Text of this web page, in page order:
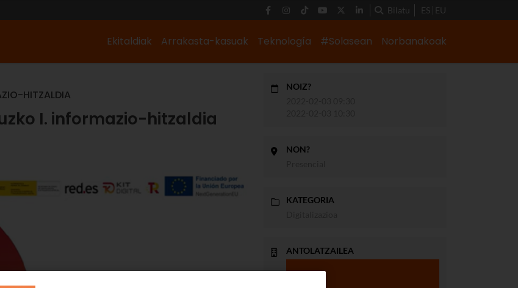
Bilatu ES EU
Ekitaldiak Arrakasta-kasuak Teknología #Solasean Norbanakoak
HITZALDIA
I. informazio-hitzaldia
NOIZ?
NON?
KATEGORIA
ANTOLATZAILEA